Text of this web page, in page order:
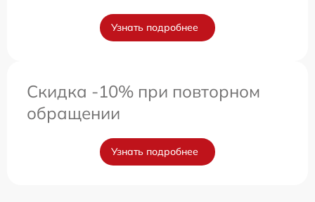
Узнать подробнее
Скидка -10% при повторном
обращении
Узнать подробнее